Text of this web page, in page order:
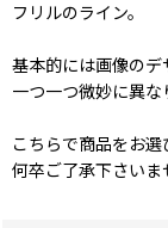
フリルのライン。
基本的には画像の
一つ一つ微妙に異な
こちらで商品をお
何卒ご了承下さいま